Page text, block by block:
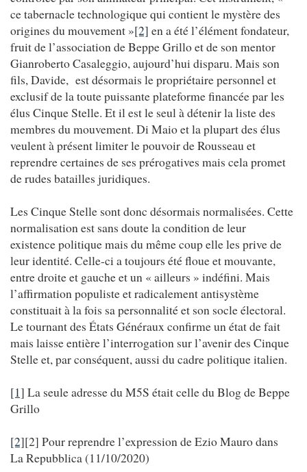
ce tabernacle technologique qui contient le mystère des
origines du mouvement »[2] en a été l’élément fondateur,
fruit de l’association de Beppe Grillo et de son mentor
Gianroberto Casaleggio, aujourd’hui disparu. Mais son
fils, Davide, est désormais le propriétaire personnel et
exclusif de la toute puissante plateforme financée par les
élus Cinque Stelle. Et il est le seul à détenir la liste des
membres du mouvement. Di Maio et la plupart des élus
veulent à présent limiter le pouvoir de Rousseau et
reprendre certaines de ses prérogatives mais cela promet
de rudes batailles juridiques.
Les Cinque Stelle sont donc désormais normalisées. Cette
normalisation est sans doute la condition de leur
existence politique mais du même coup elle les prive de
leur identité. Celle-ci a toujours été floue et mouvante,
entre droite et gauche et un « ailleurs » indéfini. Mais
l’affirmation populiste et radicalement antisystème
constituait à la fois sa personnalité et son socle électoral.
Le tournant des États Généraux confirme un état de fait
mais laisse entière l’interrogation sur l’avenir des Cinque
Stelle et, par conséquent, aussi du cadre politique italien.
[1] La seule adresse du M5S était celle du Blog de Beppe
Grillo
[2][2] Pour reprendre l’expression de Ezio Mauro dans
La Repubblica (11/10/2020)